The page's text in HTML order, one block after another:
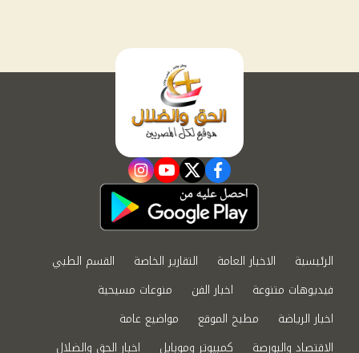
facebook
twitter
youtube
instagram
الرئيسية الاخبار العامة التقارير الخاصة
القسم الطبي
فيديوهات متنوعة
اخبار الفن
منوعات مسيحية
اخبار الرياضة
مطبخ الموقع
مواضيع عامة
الاقتصاد والبورصة
كمبيوتر وموبايل اخبار الحق والضلال